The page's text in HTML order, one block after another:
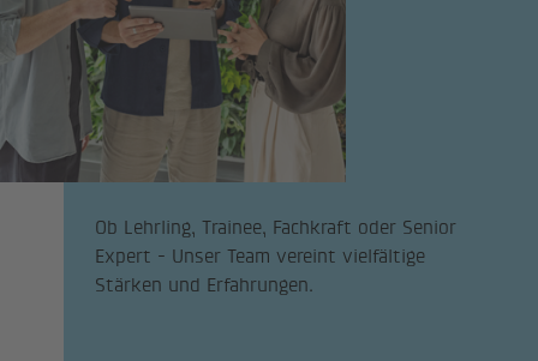
Ob Lehrling, Trainee, Fachkraft oder Senior
Expert - Unser Team vereint vielfältige
Stärken und Erfahrungen.